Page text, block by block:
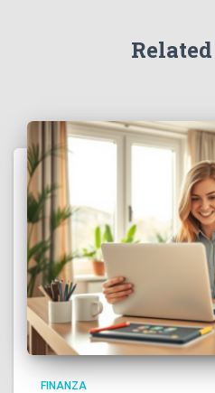
FINANZA